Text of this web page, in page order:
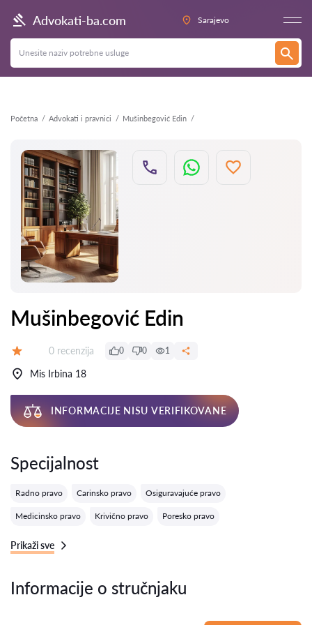
Advokati-ba.com Sarajevo
Početna Advokati i pravnici Mušinbegović Edin
Nazad
Mušinbegović Edin
Recenzija:
0 recenzija 0 0 1
Mis Irbina 18
INFORMACIJE NISU VERIFIKOVANE
Specijalnost
Radno pravo Carinsko pravo Osiguravajuće pravo
Medicinsko pravo Krivično pravo Poresko pravo
Prikaži sve
Informacije o stručnjaku